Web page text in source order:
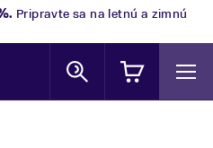
. Pripravte sa na letnú a zimnú